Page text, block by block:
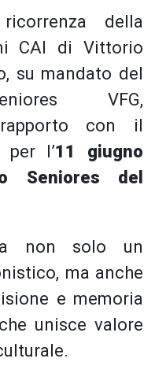
della
CAI di Vittorio
su mandato del
VFG,
rapporto con il
per l’11 giugno
Seniores del
non solo un
ma anche
e memoria
unisce valore